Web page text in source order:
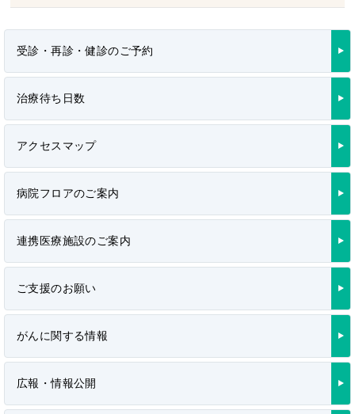
受診・再診・健診のご予約
治療待ち日数
アクセスマップ
病院フロアのご案内
連携医療施設のご案内
ご支援のお願い
がんに関する情報
広報・情報公開